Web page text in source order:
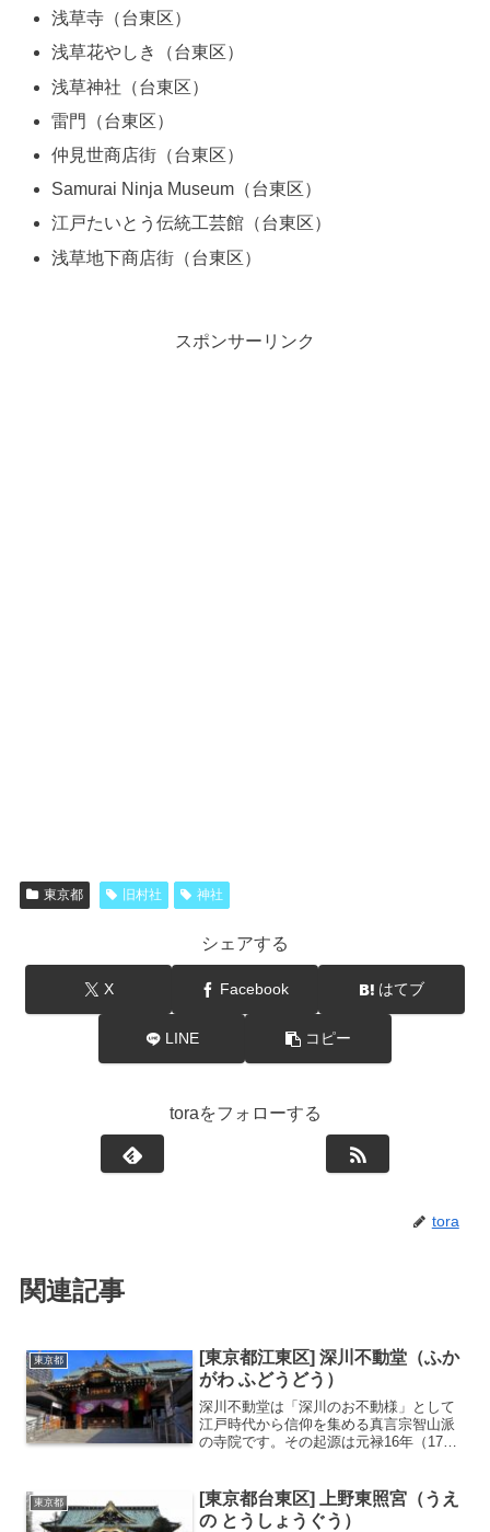
浅草寺（台東区）
浅草花やしき（台東区）
浅草神社（台東区）
雷門（台東区）
仲見世商店街（台東区）
Samurai Ninja Museum（台東区）
江戸たいとう伝統工芸館（台東区）
浅草地下商店街（台東区）
スポンサーリンク
東京都 旧村社 神社
シェアする
X Facebook はてブ
LINE コピー
toraをフォローする
tora
関連記事
東京都
[東京都江東区] 深川不動堂（ふか
がわ ふどうどう）
深川不動堂は「深川のお不動様」として
江戸時代から信仰を集める真言宗智山派
の寺院です。その起源は元禄16年（1703
帳に遡ります。ご本尊は、成田山新勝寺
の不動明王のご分身...
東京都
[東京都台東区] 上野東照宮（うえ
の とうしょうぐう）